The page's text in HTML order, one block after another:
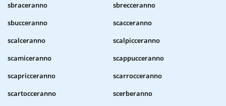
sbraceranno
sbrecceranno
sbucceranno
scacceranno
scalceranno
scalpicceranno
scamiceranno
scappucceranno
scapricceranno
scarrocceranno
scartocceranno
scerberanno